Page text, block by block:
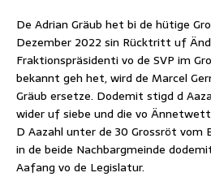
De Adrian Gräub het bi de hütige
Dezember 2022 sin Rücktritt uf
Fraktionspräsidenti vo de SVP im
bekannt geh het, wird de Marcel
Gräub ersetze. Dodemit stigd d
wider uf siebe und die vo
D Aazahl unter de 30 Grossröt
in de beide Nachbargmeinde
Aafang vo de Legislatur.